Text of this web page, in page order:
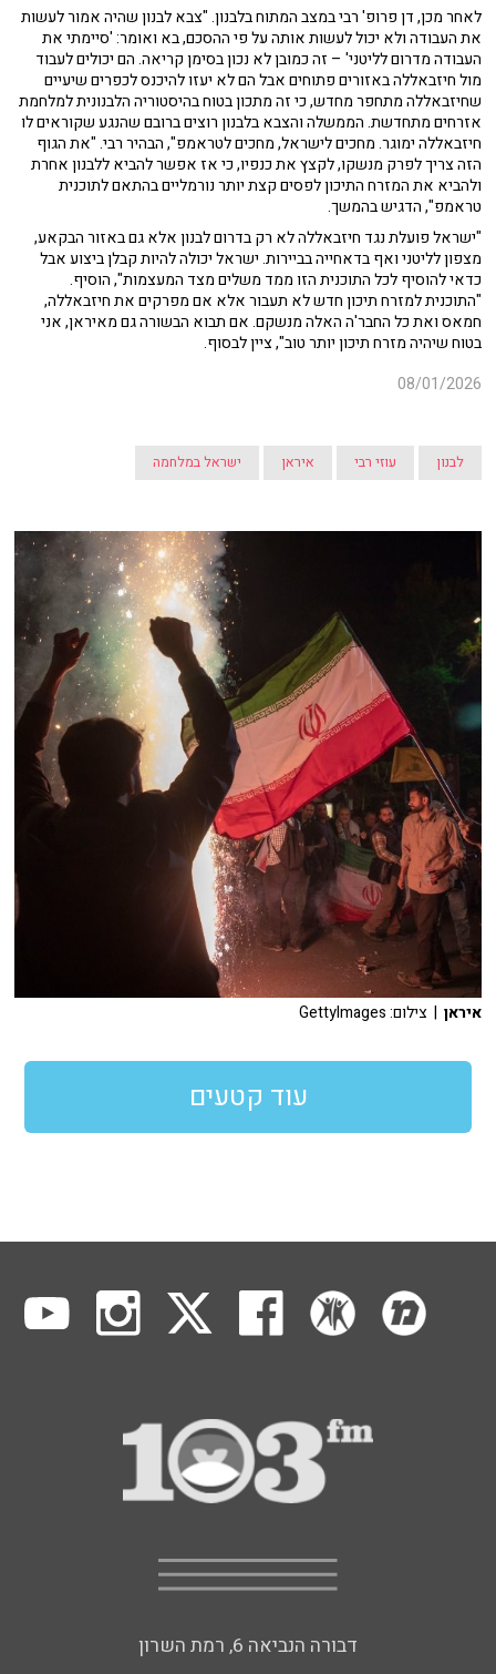
לאחר מכן, דן פרופ' רבי במצב המתוח בלבנון. "צבא לבנון שהיה אמור לעשות
את העבודה ולא יכול לעשות אותה על פי ההסכם, בא ואומר: 'סיימתי את
העבודה מדרום לליטני' – זה כמובן לא נכון בסימן קריאה. הם יכולים לעבוד
מול חיזבאללה באזורים פתוחים אבל הם לא יעזו להיכנס לכפרים שיעיים
שחיזבאללה מתחפר מחדש, כי זה מתכון בטוח בהיסטוריה הלבנונית למלחמת
אזרחים מתחדשת. הממשלה והצבא בלבנון רוצים ברובם שהנגע שקוראים לו
חיזבאללה ימוגר. מחכים לישראל, מחכים לטראמפ", הבהיר רבי. "את הגוף
הזה צריך לפרק מנשקו, לקצץ את כנפיו, כי אז אפשר להביא ללבנון אחרת
ולהביא את המזרח התיכון לפסים קצת יותר נורמליים בהתאם לתוכנית
טראמפ", הדגיש בהמשך.
"ישראל פועלת נגד חיזבאללה לא רק בדרום לבנון אלא גם באזור הבקאע,
מצפון לליטני ואף בדאחייה בביירות. ישראל יכולה להיות קבלן ביצוע אבל
כדאי להוסיף לכל התוכנית הזו ממד משלים מצד המעצמות", הוסיף.
"התוכנית למזרח תיכון חדש לא תעבור אלא אם מפרקים את חיזבאללה,
חמאס ואת כל החבר'ה האלה מנשקם. אם תבוא הבשורה גם מאיראן, אני
בטוח שיהיה מזרח תיכון יותר טוב", ציין לבסוף.
08/01/2026
לבנון עוזי רבי איראן ישראל במלחמה
איראן | צילום: GettyImages
עוד קטעים
דבורה הנביאה 6, רמת השרון